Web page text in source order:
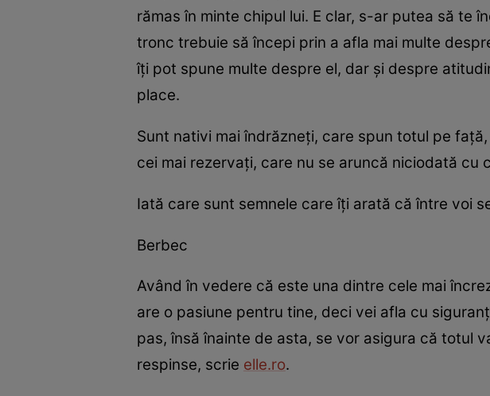
rămas în minte chipul lui. E clar, s-ar putea să
tronc trebuie să începi prin a afla mai multe
îţi pot spune multe despre el, dar şi despre
place.
Sunt nativi mai îndrăzneţi, care spun totul pe
cei mai rezervaţi, care nu se aruncă niciodată cu
Iată care sunt semnele care îţi arată că între voi
Berbec
Având în vedere că este una dintre cele mai
are o pasiune pentru tine, deci vei afla cu
pas, însă înainte de asta, se vor asigura că totul
respinse, scrie elle.ro.